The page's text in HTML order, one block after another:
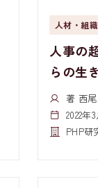
人材・組
人事の
らの生
著 西
2022年3
PHP研